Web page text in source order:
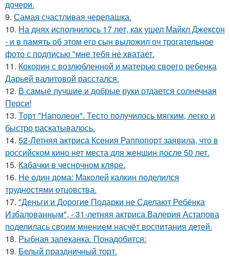
дочери.
9. Самая счастливая черепашка.
10. На днях исполнилось 17 лет, как ушел Майкл Джексон
- и в память об этом его сын выложил оч трогательное
фото с подписью "мне тебя не хватает.
11. Кокорин с возлюбленной и матерью своего ребенка
Дарьей валитовой расстался.
12. В самые лучшие и добрые руки отдается солнечная
Перси!
13. Торт "Наполеон". Тесто получилось мягким, легко и
быстро раскатывалось.
14. 52-Летняя актриса Ксения Раппопорт заявила, что в
российском кино нет места для женщин после 50 лет.
15. Кабачки в чесночном кляре.
16. Не один дома: Маколей калкин поделился
трудностями отцовства.
17. "Деньги и Дорогие Подарки не Сделают Ребёнка
Избалованным", - 31-летняя актриса Валерия Астапова
поделилась своим мнением насчёт воспитания детей.
18. Рыбная запеканка. Понадобится:
19. Белый праздничный торт.